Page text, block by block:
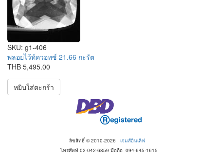
SKU: g1-406
พลอยไว้ท์ควอทซ์ 21.66 กะรัต
THB 5,495.00
หยิบใส่ตะกร้า
ลิขสิทธิ์ © 2010-2026 เจมส์อินเลิฟ
โทรศัพท์ 02-042-6859 มือถือ 094-645-1615